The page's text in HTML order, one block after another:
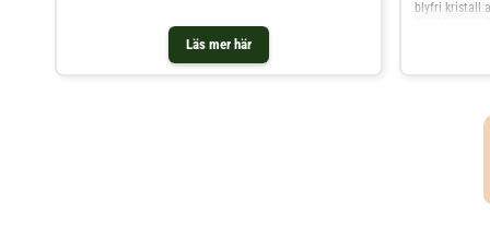
Läs mer här
blyfri kristall
att servera
dofter.Med
varje klunk
cmMaterial: